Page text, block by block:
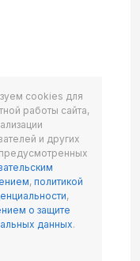
cookies для
работы сайта,
и других
,политикой
,
о защите
данных.